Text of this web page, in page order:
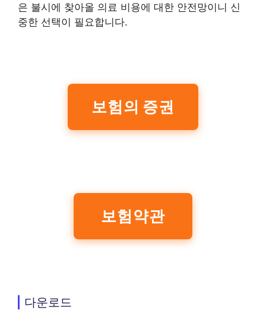
은 불시에 찾아올 의료 비용에 대한 안전망이니 신
중한 선택이 필요합니다.
보험의 증권
보험약관
다운로드